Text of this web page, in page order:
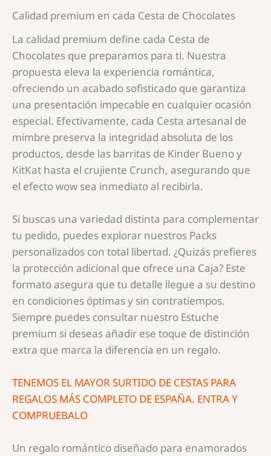
Calidad premium en cada Cesta de Chocolates
La calidad premium define cada Cesta de
Chocolates que preparamos para ti. Nuestra
propuesta eleva la experiencia romántica,
ofreciendo un acabado sofisticado que garantiza
una presentación impecable en cualquier ocasión
especial. Efectivamente, cada Cesta artesanal de
mimbre preserva la integridad absoluta de los
productos, desde las barritas de Kinder Bueno y
KitKat hasta el crujiente Crunch, asegurando que
el efecto wow sea inmediato al recibirla.
Si buscas una variedad distinta para complementar
tu pedido, puedes explorar nuestros Packs
personalizados con total libertad. ¿Quizás prefieres
la protección adicional que ofrece una Caja? Este
formato asegura que tu detalle llegue a su destino
en condiciones óptimas y sin contratiempos.
Siempre puedes consultar nuestro Estuche
premium si deseas añadir ese toque de distinción
extra que marca la diferencia en un regalo.
TENEMOS EL MAYOR SURTIDO DE CESTAS PARA
REGALOS MÁS COMPLETO DE ESPAÑA. ENTRA Y
COMPRUEBALO
Un regalo romántico diseñado para enamorados